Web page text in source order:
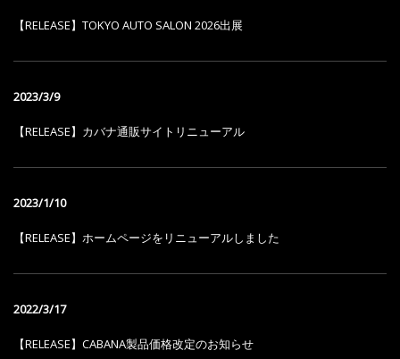
【RELEASE】TOKYO AUTO SALON 2026出展
2023/3/9
【RELEASE】カバナ通販サイトリニューアル
2023/1/10
【RELEASE】ホームページをリニューアルしました
2022/3/17
【RELEASE】CABANA製品価格改定のお知らせ